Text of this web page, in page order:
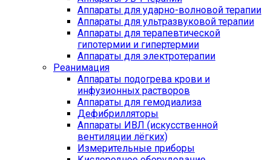
Аппараты для ударно-волновой терапии
Аппараты для ультразвуковой терапии
Аппараты для терапевтической
гипотермии и гипертермии
Аппараты для электротерапии
Реанимация
Аппараты подогрева крови и
инфузионных растворов
Аппараты для гемодиализа
Дефибрилляторы
Аппараты ИВЛ (искусственной
вентиляции лёгких)
Измерительные приборы